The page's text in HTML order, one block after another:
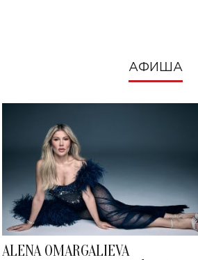
АФИША
ALENA OMARGALIEVA